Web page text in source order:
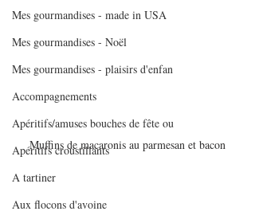
Mes gourmandises - made in USA
Mes gourmandises - Noël
Mes gourmandises - plaisirs d'enfan
Accompagnements
Apéritifs/amuses bouches de fête ou
Apéritifs croustillants
A tartiner
Aux flocons d'avoine
Muffins de macaronis au parmesan et bacon